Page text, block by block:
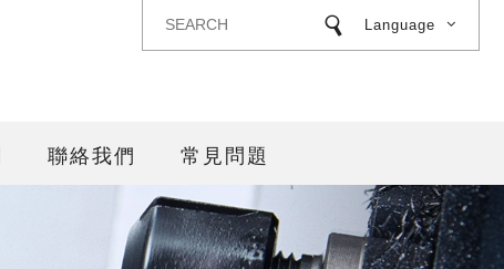
Language
聯絡我們 常見問題